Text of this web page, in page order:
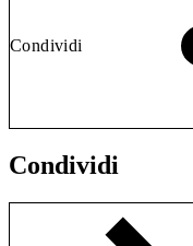
Condividi
Condividi